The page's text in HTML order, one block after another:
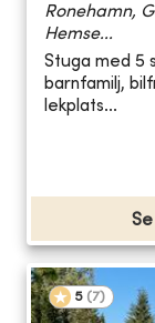
Ronehamn,
Hemse...
Stuga med 5
barnfamilj,
lekplats...
5 (7)